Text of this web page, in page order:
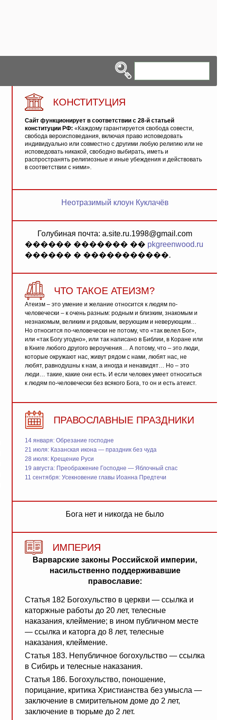
КОНСТИТУЦИЯ
Сайт функционирует в соответствии с 28-й статьей
конституции РФ: «Каждому гарантируется свобода совести,
свобода вероисповедания, включая право исповедовать
индивидуально или совместно с другими любую религию или не
исповедовать никакой, свободно выбирать, иметь и
распространять религиозные и иные убеждения и действовать
в соответствии с ними».
Неотразимый клоун Куклачёв
Голубиная почта: a.site.ru.1998@gmail.com
������ ������� �� pkgreenwood.ru
������ � �����������.
ЧТО ТАКОЕ АТЕИЗМ?
Атеизм – это умение и желание относится к людям по-
человечески – к очень разным: родным и близким, знакомым и
незнакомым, великим и рядовым, верующим и неверующим…
Но относится по-человечески не потому, что «так велел Бог»,
или «так Богу угодно», или так написано в Библии, в Коране или
в Книге любого другого вероучения… А потому, что – это люди,
которые окружают нас, живут рядом с нами, любят нас, не
любят, равнодушны к нам, а иногда и ненавидят… Но – это
люди… такие, какие они есть. И если человек умеет относиться
к людям по-человечески без всякого Бога, то он и есть атеист.
ПРАВОСЛАВНЫЕ ПРАЗДНИКИ
14 января: Обрезание господне
21 июля: Казанская икона — праздник без чуда
28 июля: Крещение Руси
19 августа: Преображение Господне — Яблочный спас
11 сентября: Усекновение главы Иоанна Предтечи
Бога нет и никогда не было
ИМПЕРИЯ
Варварские законы Российской империи,
насильственно поддерживавшие
православие:
Статья 182 Богохульство в церкви — ссылка и
каторжные работы до 20 лет, телесные
наказания, клеймение; в ином публичном месте
— ссылка и каторга до 8 лет, телесные
наказания, клеймение.
Статья 183. Непубличное богохульство — ссылка
в Сибирь и телесные наказания.
Статья 186. Богохульство, поношение,
порицание, критика Христианства без умысла —
заключение в смирительном доме до 2 лет,
заключение в тюрьме до 2 лет.